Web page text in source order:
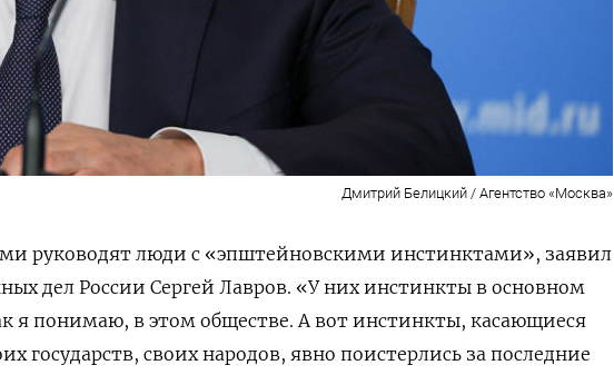
Дмитрий Белицкий / Агентство «Москва»
руководят люди с «эпштейновскими инстинктами», заявил
дел России Сергей Лавров. «У них инстинкты в основном
я понимаю, в этом обществе. А вот инстинкты, касающиеся
государств, своих народов, явно поистерлись за последние